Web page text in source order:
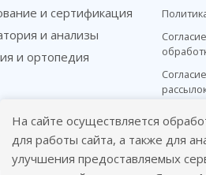
и сертификация
и анализы
и ортопедия
в Москве #вДобрыеРуки
На сайте осуществляется
для работы сайта, а также для
улучшения предоставляемых